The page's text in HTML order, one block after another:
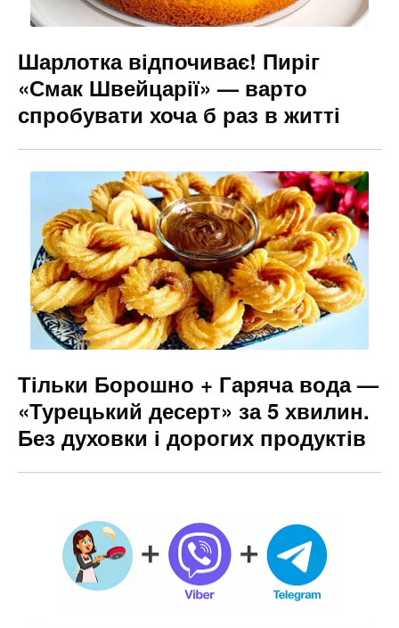
Шарлотка відпочиває! Пиріг
«Смак Швейцарії» — варто
спробувати хоча б раз в житті
Тільки Борошно + Гаряча вода —
«Турецький десерт» за 5 хвилин.
Без духовки і дорогих продуктів